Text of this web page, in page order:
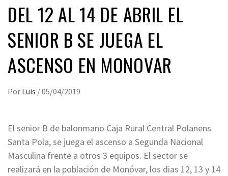
DEL 12 AL 14 DE ABRIL EL
SENIOR B SE JUEGA EL
ASCENSO EN MONOVAR
Por Luis /05/04/2019
El senior B de balonmano Caja Rural Central Polanens
Santa Pola, se juega el ascenso a Segunda Nacional
Masculina frente a otros 3 equipos. El sector se
realizará en la población de Monóvar, los dias 12, 13 y 14